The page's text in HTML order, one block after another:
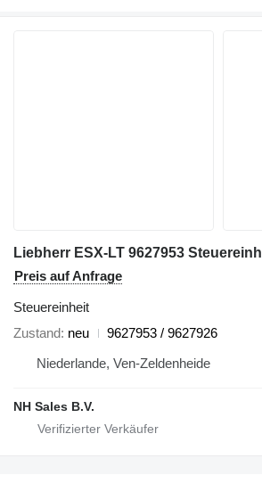
Preis auf Anfrage
Steuereinheit
Zustand neu
9627953 / 9627926
Niederlande, Ven-Zeldenheide
NH Sales B.V.